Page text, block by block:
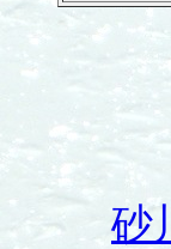
砂